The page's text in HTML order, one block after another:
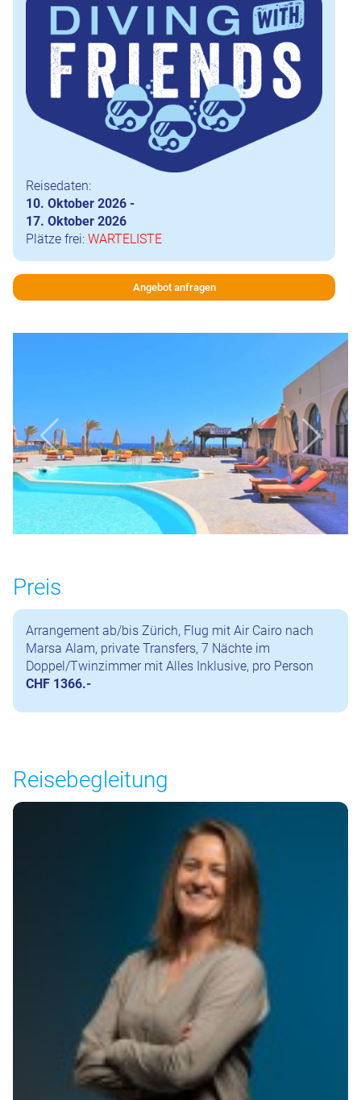
Reisedaten:
10. Oktober 2026 -
17. Oktober 2026
Plätze frei: WARTELISTE
Angebot anfragen
Preis
Arrangement ab/bis Zürich, Flug mit Air Cairo nach
Marsa Alam, private Transfers, 7 Nächte im
Doppel/Twinzimmer mit Alles Inklusive, pro Person
CHF 1366.-
Reisebegleitung